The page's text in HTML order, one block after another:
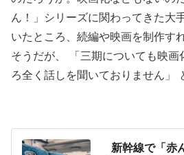
ん！」シリーズに関わってきた大
いたところ、続編や映画を制作す
そうだが、 「三期についても映画
ろ全く話しを聞いておりません」
新幹線で「赤